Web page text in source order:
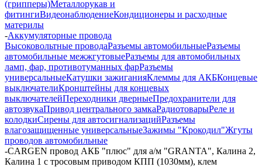
(грипперы)Металлорукав и
фитингиВидеонаблюдениеКондиционеры и расходные
материлы
-Аккумуляторные провода
Высоковольтные проводаРазъемы автомобильныеРазъемы
автомобильные межжгутовыеРазъемы для автомобильных
ламп, фар, противотуманных фарРазъемы
универсальныеКатушки зажиганияКлеммы для АКБКонцевые
выключателиКронштейны для концевых
выключателейПереходники дверныеПредохранители для
автозвукаПривод центрального замкаРадиотоварыРеле и
колодкиСирены для автосигнализацийРазъемы
влагозащищенные универсальныеЗажимы "Крокодил"Жгуты
проводов автомобильные
-CARGEN провод АКБ "плюс" для а/м "GRANTA", Калина 2,
Калина 1 с тросовым приводом КПП (1030мм), клем